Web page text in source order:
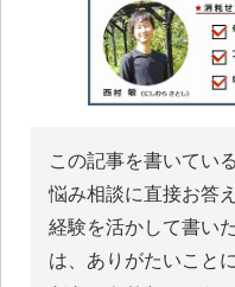
この記事を書いてい
悩み相談に直接お答
経験を活かして書い
は、ありがたいこと